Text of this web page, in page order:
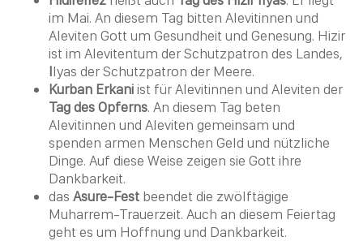
im Mai. An diesem Tag bitten Alevitinnen und
Aleviten Gott um Gesundheit und Genesung. Hizir
ist im Alevitentum der Schutzpatron des Landes,
Ilyas der Schutzpatron der Meere.
Kurban Erkaniist für Alevitinnen und Aleviten der
Tag des Opferns. An diesem Tag beten
Alevitinnen und Aleviten gemeinsam und
spenden armen Menschen Geld und nützliche
Dinge. Auf diese Weise zeigen sie Gott ihre
Dankbarkeit.
das Asure-Fest beendet die zwölftägige
Muharrem-Trauerzeit. Auch an diesem Feiertag
geht es um Hoffnung und Dankbarkeit.